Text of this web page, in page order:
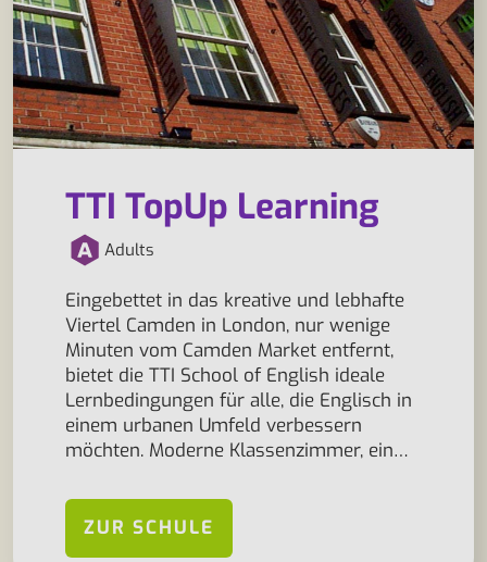
TTI TopUp Learning
Adults
Eingebettet in das kreative und lebhafte
Viertel Camden in London, nur wenige
Minuten vom Camden Market entfernt,
bietet die TTI School of English ideale
Lernbedingungen für alle, die Englisch in
einem urbanen Umfeld verbessern
möchten. Moderne Klassenzimmer, ein…
ZUR SCHULE